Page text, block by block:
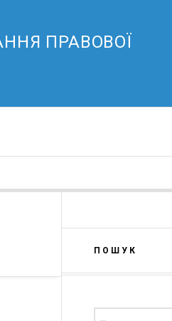
ПРАВОВОЇ
ПОШУК